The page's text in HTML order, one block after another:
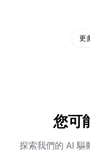
更
您可
探索我們的 AI 驅